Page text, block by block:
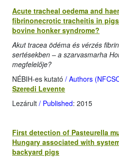
Acute tracheal oedema and
fibrinonecrotic tracheitis in
bovine honker syndrome?
Akut tracea ödéma és vérzés
sertésekben – a szarvasmarha
megfelelője?
NÉBIH-es kutató / Authors
Szeredi Levente
Lezárult / Published: 2015
First detection of Pasteurella
Hungary associated with
backyard pigs